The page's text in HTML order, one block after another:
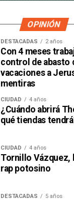
OPINIÓN
DESTACADAS 2 años
Con 4 meses
control de abasto
vacaciones a
mentiras
CIUDAD 4 años
¿Cuándo abrirá
qué tiendas
CIUDAD 4 años
Tornillo Vázquez,
rap potosino
DESTACADAS 5 años